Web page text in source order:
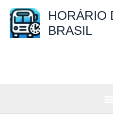
para
HORÁRIO
BRASIL